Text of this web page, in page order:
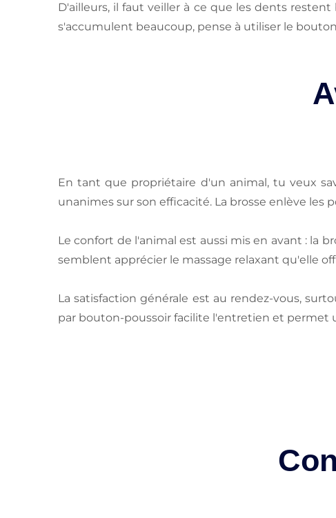
D'ailleurs, il faut veiller à ce que les dents
s'accumulent beaucoup, pense à utiliser le
En tant que propriétaire d'un animal, tu veux
unanimes sur son efficacité. La brosse enlève
Le confort de l'animal est aussi mis en avant : la
semblent apprécier le massage relaxant qu'elle
La satisfaction générale est au rendez-vous,
par bouton-poussoir facilite l'entretien et permet